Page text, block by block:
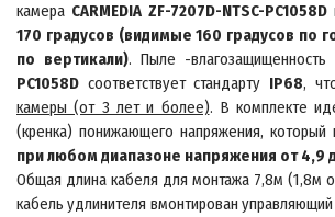
камера CARMEDIA ZF-7207D-NTSC-PC1058D
170 градусов (видимые 160 градусов по
по вертикали). Пыле -влагозащищенность
PC1058D соответствует стандарту IP68,
камеры (от 3 лет и более). В комплекте
(кренка) понижающего напряжения, который
при любом диапазоне напряжения от 4,9
Общая длина кабеля для монтажа 7,8м (1,8м
кабель удлинителя вмонтирован